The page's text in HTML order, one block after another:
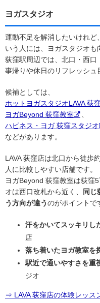
ヨガスタジオ
運動不足を解消したいけれど
いう人には、ヨガスタジオも
荻窪駅周辺では、北口・西
事帰りや休日のリフレッシュ
候補としては、
ホットヨガスタジオLAVA 荻
ヨガBeyond 荻窪教室
、
ハピネス・ヨガ 荻窪スタジオ
などがあります。
LAVA 荻窪店は北口から徒歩
人に比較しやすい店舗です。
ヨガBeyond 荻窪教室は荻窪
オは西口改札から近く、
同じ
う方向が違うのがポイントで
汗をかいてスッキリし
店
落ち着いたヨガ教室を
駅近で通いやすさを重
ジオ
⇒ LAVA 荻窪店の体験レッス